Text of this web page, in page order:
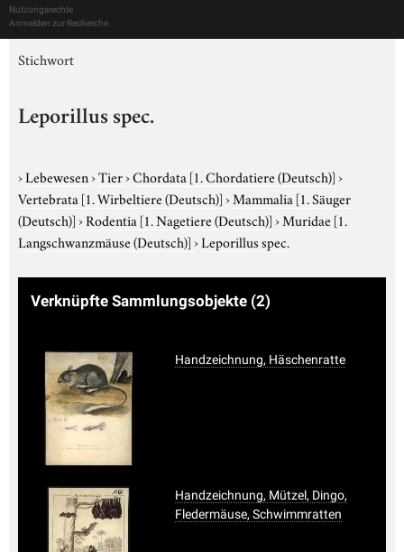
Nutzungsrechte
Anmelden zur Recherche
Stichwort
Leporillus spec.
›Lebewesen›Tier›Chordata [1. Chordatiere (Deutsch)]›
Vertebrata [1. Wirbeltiere (Deutsch)]›Mammalia [1. Säuger
(Deutsch)]›Rodentia [1. Nagetiere (Deutsch)]›Muridae [1.
Langschwanzmäuse (Deutsch)]›Leporillus spec.
Verknüpfte Sammlungsobjekte (2)
Handzeichnung, Häschenratte
Handzeichnung, Mützel, Dingo,
Fledermäuse, Schwimmratten